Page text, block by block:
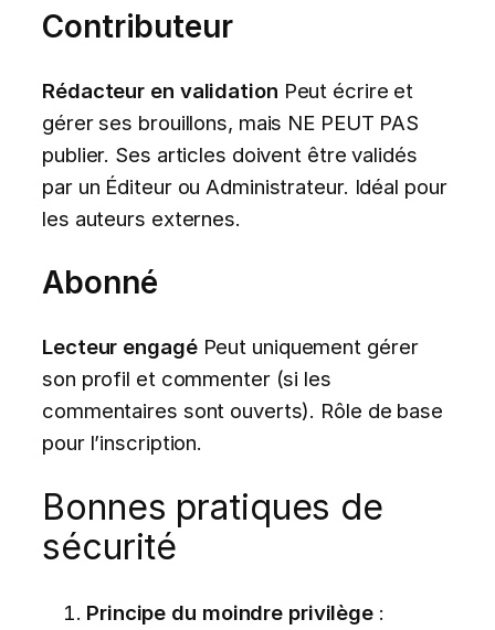
Contributeur
Rédacteur en validation Peut écrire et
gérer ses brouillons, mais NE PEUT PAS
publier. Ses articles doivent être validés
par un Éditeur ou Administrateur. Idéal pour
les auteurs externes.
Abonné
Lecteur engagéPeut uniquement gérer
son profil et commenter (si les
commentaires sont ouverts). Rôle de base
pour l’inscription.
Bonnes pratiques de
sécurité
Principe du moindre privilège :